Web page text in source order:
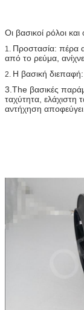
Οι βασικοί ρόλοι
1. Προστασία: πέρα
από το ρεύμα,
2. Η βασική
3.The βασικές
ταχύτητα, ελάχιστη
αντήχηση αποφεύγει